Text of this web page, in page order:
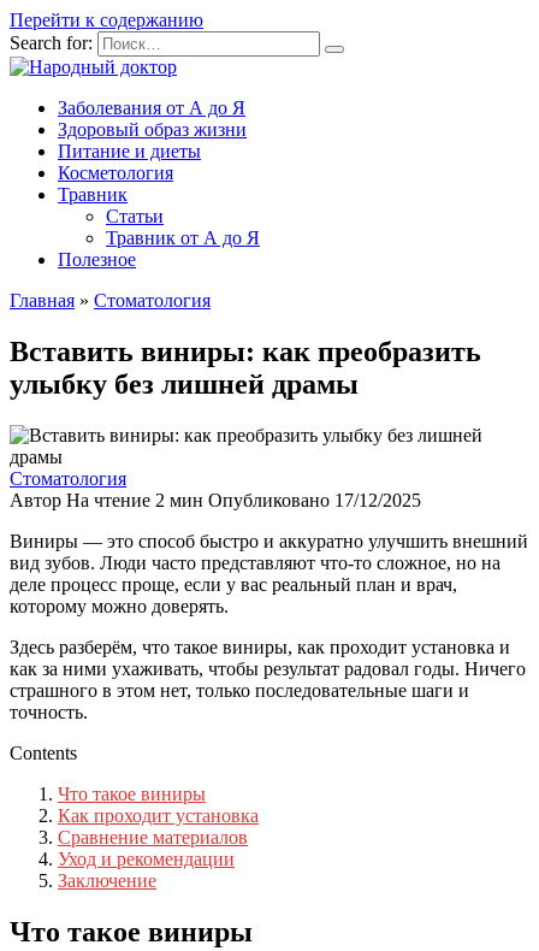
Перейти к содержанию
Search for:
Заболевания от А до Я
Здоровый образ жизни
Питание и диеты
Косметология
Травник
Статьи
Травник от А до Я
Полезное
Главная » Стоматология
Вставить виниры: как преобразить
улыбку без лишней драмы
Стоматология
Автор На чтение 2 мин Опубликовано 17/12/2025
Виниры — это способ быстро и аккуратно улучшить внешний
вид зубов. Люди часто представляют что-то сложное, но на
деле процесс проще, если у вас реальный план и врач,
которому можно доверять.
Здесь разберём, что такое виниры, как проходит установка и
как за ними ухаживать, чтобы результат радовал годы. Ничего
страшного в этом нет, только последовательные шаги и
точность.
Contents
Что такое виниры
Как проходит установка
Сравнение материалов
Уход и рекомендации
Заключение
Что такое виниры